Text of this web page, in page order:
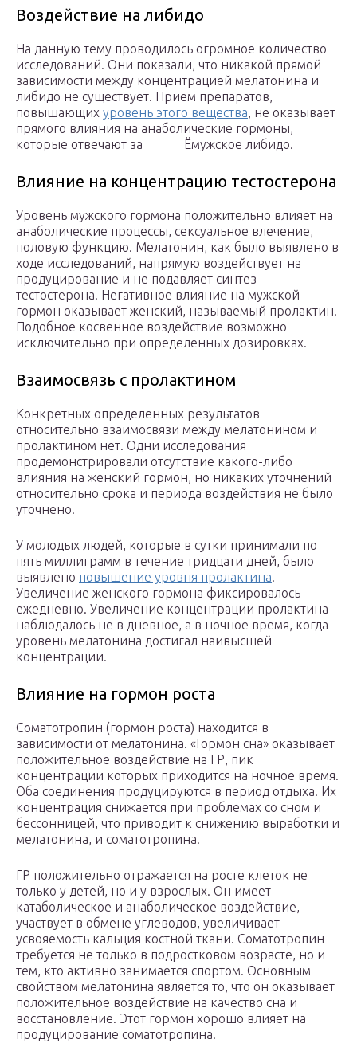
Воздействие на либидо
На данную тему проводилось огромное количество
исследований. Они показали, что никакой прямой
зависимости между концентрацией мелатонина и
либидо не существует. Прием препаратов,
повышающих уровень этого вещества, не оказывает
прямого влияния на анаболические гормоны,
которые отвечают за Ёмужское либидо.
Влияние на концентрацию тестостерона
Уровень мужского гормона положительно влияет на
анаболические процессы, сексуальное влечение,
половую функцию. Мелатонин, как было выявлено в
ходе исследований, напрямую воздействует на
продуцирование и не подавляет синтез
тестостерона. Негативное влияние на мужской
гормон оказывает женский, называемый пролактин.
Подобное косвенное воздействие возможно
исключительно при определенных дозировках.
Взаимосвязь с пролактином
Конкретных определенных результатов
относительно взаимосвязи между мелатонином и
пролактином нет. Одни исследования
продемонстрировали отсутствие какого-либо
влияния на женский гормон, но никаких уточнений
относительно срока и периода воздействия не было
уточнено.
У молодых людей, которые в сутки принимали по
пять миллиграмм в течение тридцати дней, было
выявлено повышение уровня пролактина.
Увеличение женского гормона фиксировалось
ежедневно. Увеличение концентрации пролактина
наблюдалось не в дневное, а в ночное время, когда
уровень мелатонина достигал наивысшей
концентрации.
Влияние на гормон роста
Соматотропин (гормон роста) находится в
зависимости от мелатонина. «Гормон сна» оказывает
положительное воздействие на ГР, пик
концентрации которых приходится на ночное время.
Оба соединения продуцируются в период отдыха. Их
концентрация снижается при проблемах со сном и
бессонницей, что приводит к снижению выработки и
мелатонина, и соматотропина.
ГР положительно отражается на росте клеток не
только у детей, но и у взрослых. Он имеет
катаболическое и анаболическое воздействие,
участвует в обмене углеводов, увеличивает
усвояемость кальция костной ткани. Соматотропин
требуется не только в подростковом возрасте, но и
тем, кто активно занимается спортом. Основным
свойством мелатонина является то, что он оказывает
положительное воздействие на качество сна и
восстановление. Этот гормон хорошо влияет на
продуцирование соматотропина.